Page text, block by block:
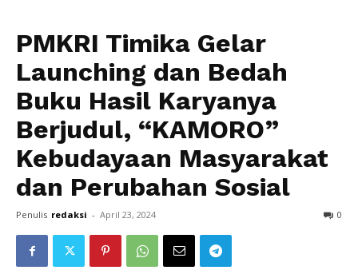
PMKRI Timika Gelar
Launching dan Bedah
Buku Hasil Karyanya
Berjudul, “KAMORO”
Kebudayaan Masyarakat
dan Perubahan Sosial
Penulis redaksi - April 23, 2024 0